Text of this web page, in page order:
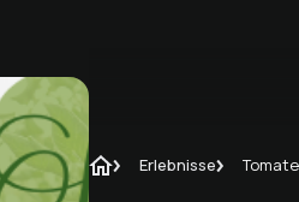
Erlebnisse